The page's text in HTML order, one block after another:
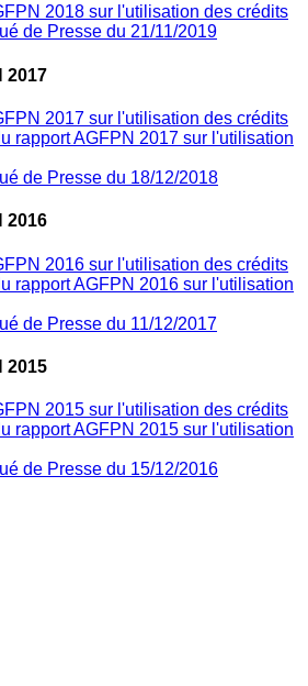
2018 sur l'utilisation des crédits
de Presse du 21/11/2019
2017
2017 sur l'utilisation des crédits
rapport AGFPN 2017 sur l'utilisation
de Presse du 18/12/2018
2016
2016 sur l'utilisation des crédits
rapport AGFPN 2016 sur l'utilisation
de Presse du 11/12/2017
2015
2015 sur l'utilisation des crédits
rapport AGFPN 2015 sur l'utilisation
de Presse du 15/12/2016